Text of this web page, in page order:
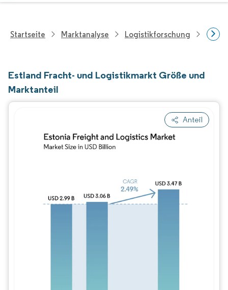
Startseite Marktanalyse Logistikforschung
Estland Fracht- und Logistikmarkt Größe und
Marktanteil
Anteil